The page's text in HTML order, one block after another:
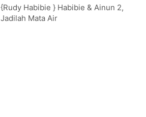
{Rudy Habibie } Habibie & Ainun 2,
Jadilah Mata Air